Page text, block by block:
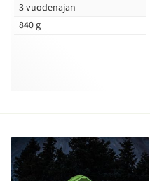
3 vuodenajan
840 g